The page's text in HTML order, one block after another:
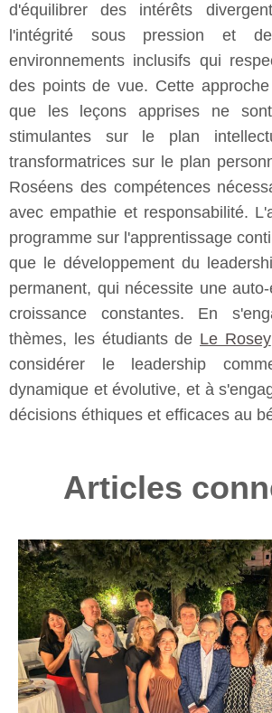
d'équilibrer des intérêts
l'intégrité sous pression et
environnements inclusifs qui
des points de vue. Cette
que les leçons apprises ne
stimulantes sur le plan
transformatrices sur le plan
Roséens des compétences
avec empathie et responsabilité.
programme sur l'apprentissage
que le développement du
permanent, qui nécessite une
croissance constantes. En
thèmes, les étudiants de Le Rosey
considérer le leadership
dynamique et évolutive, et à
décisions éthiques et efficaces au
Articles